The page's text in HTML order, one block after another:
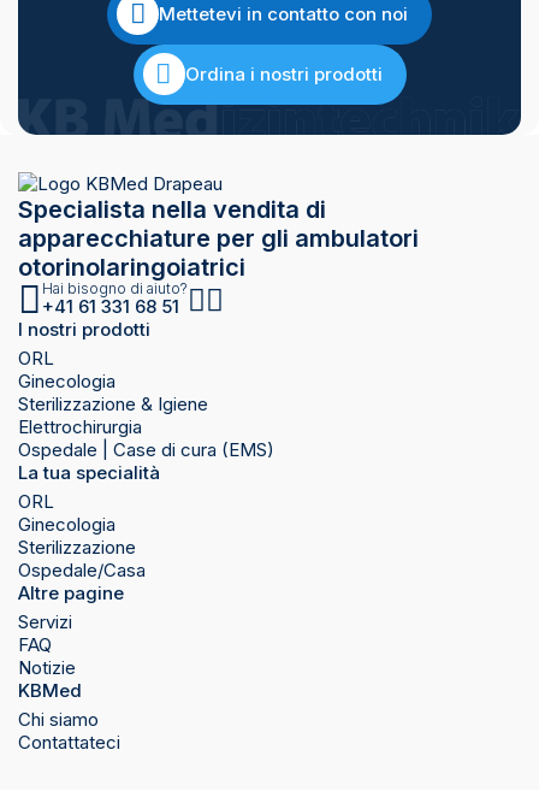
Mettetevi in contatto con noi
Ordina i nostri prodotti
Specialista nella vendita di
apparecchiature per gli ambulatori
otorinolaringoiatrici
Hai bisogno di aiuto?
+41 61 331 68 51
I nostri prodotti
ORL
Ginecologia
Sterilizzazione & Igiene
Elettrochirurgia
Ospedale | Case di cura (EMS)
La tua specialità
ORL
Ginecologia
Sterilizzazione
Ospedale/Casa
Altre pagine
Servizi
FAQ
Notizie
KBMed
Chi siamo
Contattateci